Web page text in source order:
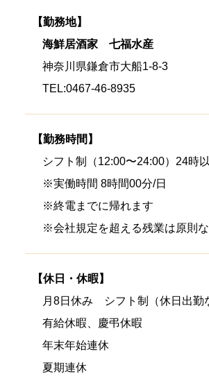
【勤務地】
海鮮居酒家 七福水産
神奈川県鎌倉市大船1-8-3
TEL:0467-46-8935
【勤務時間】
シフト制（12:00〜24:00）24時
※実働時間 8時間00分/日
※終電までに帰れます
※会社規定を超える残業は原則
【休日・休暇】
月8日休み シフト制（休日出勤
有給休暇、慶弔休暇
年末年始連休
夏期連休